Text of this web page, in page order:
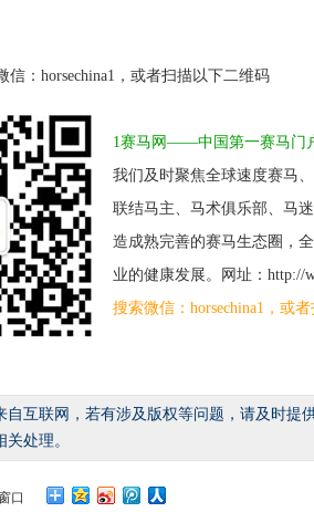
信：horsechina1，或者扫描以下二维码
1赛马网——中国第一赛马门
我们及时聚焦全球速度赛马
联结马主、马术俱乐部、马
造成熟完善的赛马生态圈，
业的健康发展。网址：http://
搜索微信：horsechina1，或
自互联网，若有涉及版权等问题，请及时提
处理。
口